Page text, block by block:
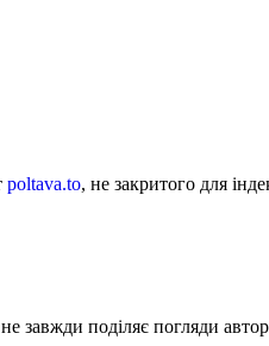
poltava.to, не закритого для
завжди поділяє погляди